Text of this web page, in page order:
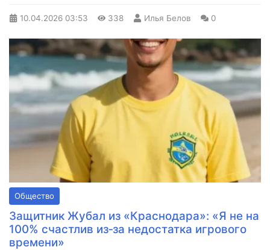
10.04.2026 03:53 338 Илья Белов 0
Общество
Защитник Жубал из «Краснодара»: «Я не на
100% счастлив из‑за недостатка игрового
времени»